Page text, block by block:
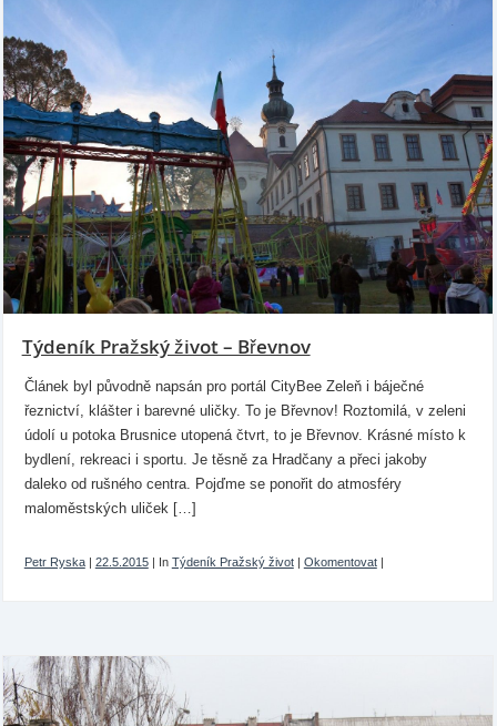
Týdeník Pražský život – Břevnov
Článek byl původně napsán pro portál CityBee Zeleň i báječné
řeznictví, klášter i barevné uličky. To je Břevnov! Roztomilá, v zeleni
údolí u potoka Brusnice utopená čtvrt, to je Břevnov. Krásné místo k
bydlení, rekreaci i sportu. Je těsně za Hradčany a přeci jakoby
daleko od rušného centra. Pojďme se ponořit do atmosféry
maloměstských uliček […]
Petr Ryska| 22.5.2015| In Týdeník Pražský život| Okomentovat|